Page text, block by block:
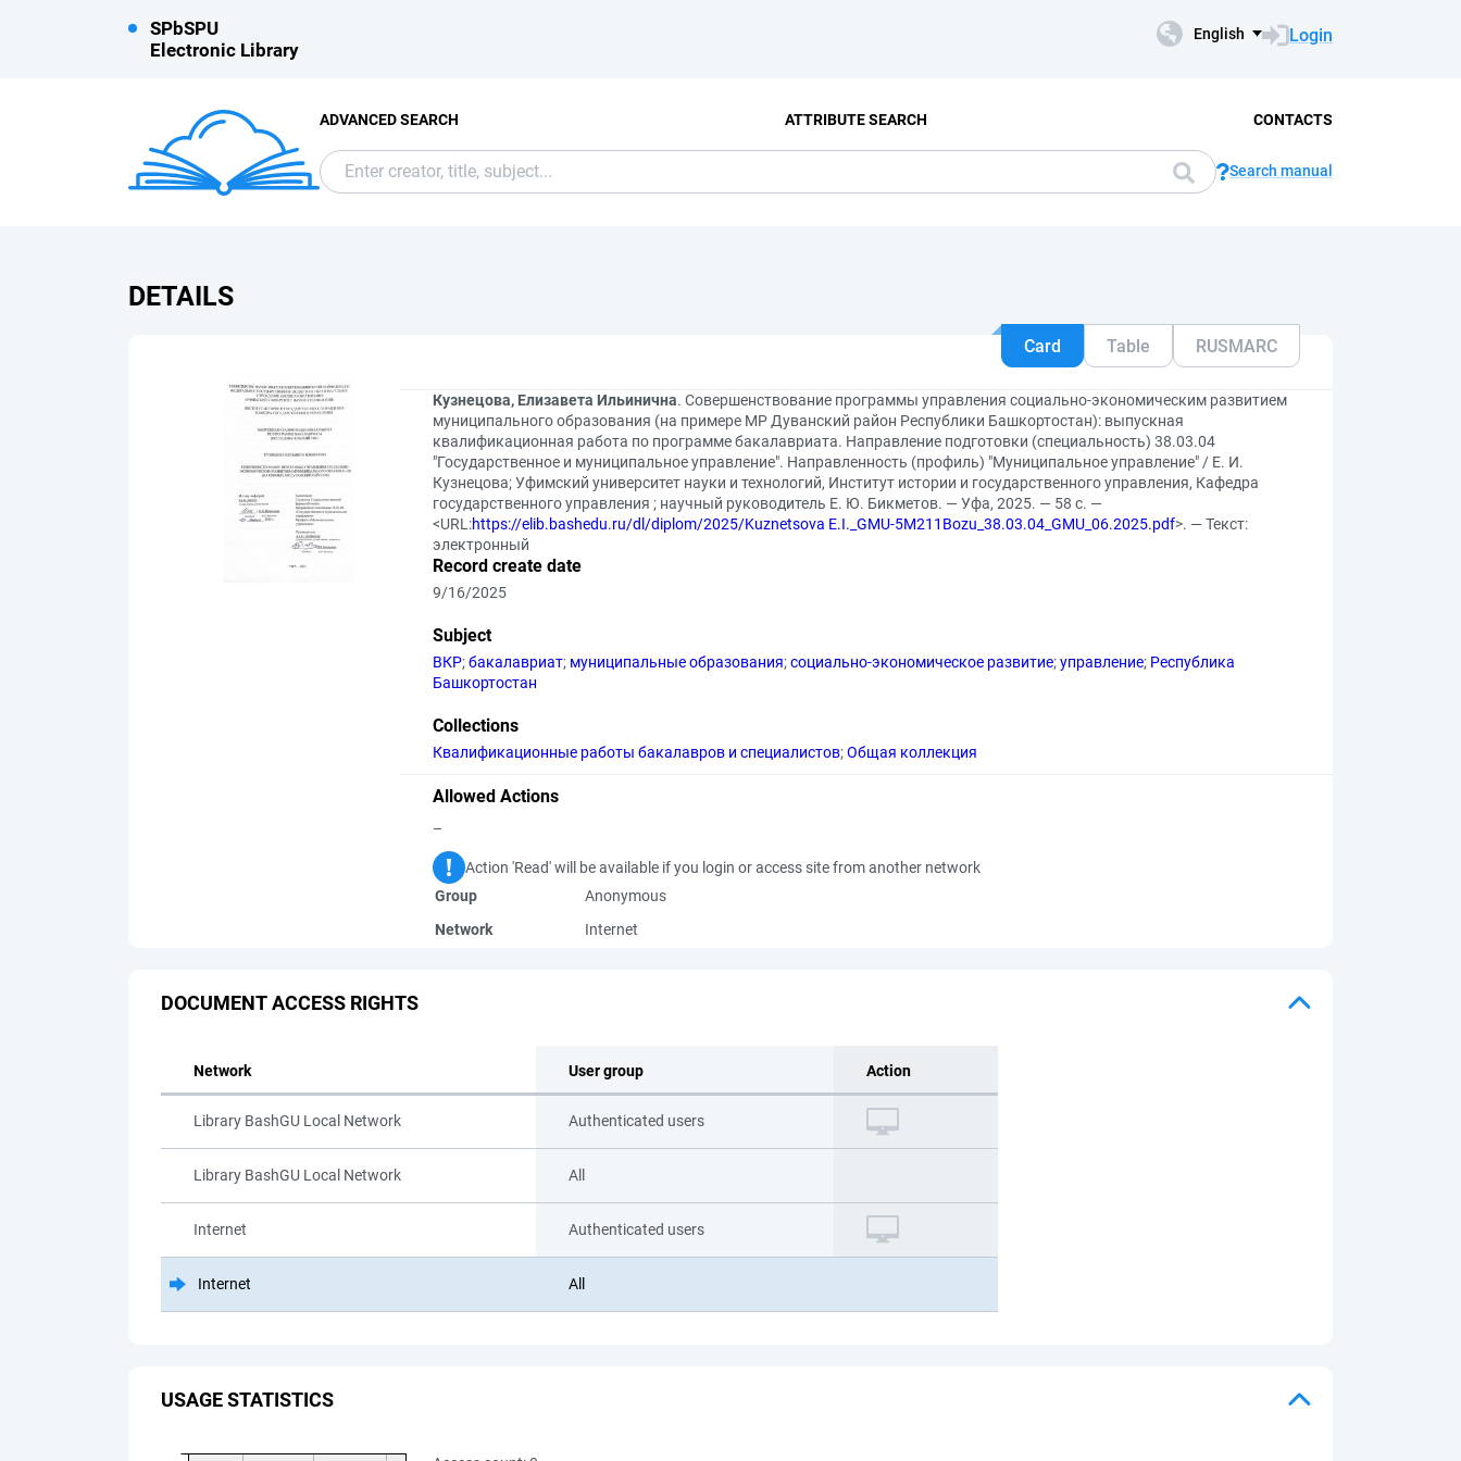
SPbSPU
Electronic Library
English Login
ADVANCED SEARCH ATTRIBUTE SEARCH CONTACTS
Search manual
DETAILS
Card Table RUSMARC
Кузнецова, Елизавета Ильинична. Совершенствование программы управления социально-экономическим развитием
муниципального образования (на примере МР Дуванский район Республики Башкортостан): выпускная
квалификационная работа по программе бакалавриата. Направление подготовки (специальность) 38.03.04
"Государственное и муниципальное управление". Направленность (профиль) "Муниципальное управление" / Е. И.
Кузнецова; Уфимский университет науки и технологий, Институт истории и государственного управления, Кафедра
государственного управления ; научный руководитель Е. Ю. Бикметов. — Уфа, 2025. — 58 с. —
<URL:https://elib.bashedu.ru/dl/diplom/2025/Kuznetsova E.I._GMU-5M211Bozu_38.03.04_GMU_06.2025.pdf>. — Текст:
электронный
Record create date
9/16/2025
Subject
ВКР;бакалавриат; муниципальные образования;социально-экономическое развитие;управление; Республика
Башкортостан
Collections
Квалификационные работы бакалавров и специалистов;Общая коллекция
Allowed Actions
–
Action 'Read' will be available if you login or access site from another network
Group
Anonymous
Network
Internet
DOCUMENT ACCESS RIGHTS
Network User group Action
Library BashGU Local Network Authenticated users
Library BashGU Local Network All
Internet Authenticated users
Internet All
USAGE STATISTICS